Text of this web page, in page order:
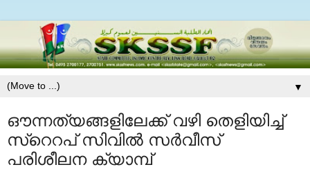
▼
ഔന്നത്യങ്ങളിലേക്ക്‌ വഴി തെളിയിച്ച്‌
സ്റെറപ് സിവില്‍ സര്‍വീസ്
പരിശീലന ക്യാമ്പ്‌